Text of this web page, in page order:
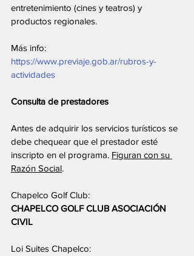
entretenimiento (cines y teatros) y
productos regionales.
Más info:
https://www.previaje.gob.ar/rubros-y-
actividades
Consulta de prestadores
Antes de adquirir los servicios turísticos se
debe chequear que el prestador esté
inscripto en el programa. Figuran con su
Razón Social.
Chapelco Golf Club:
CHAPELCO GOLF CLUB ASOCIACIÓN
CIVIL
Loi Suites Chapelco: